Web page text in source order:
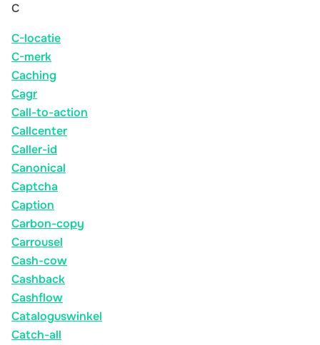
C
C-locatie
C-merk
Caching
Cagr
Call-to-action
Callcenter
Caller-id
Canonical
Captcha
Caption
Carbon-copy
Carrousel
Cash-cow
Cashback
Cashflow
Cataloguswinkel
Catch-all